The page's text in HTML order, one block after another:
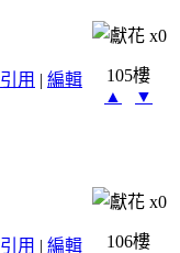
x0
引用 | 編輯
105樓
▲
▼
x0
引用 | 編輯
106樓